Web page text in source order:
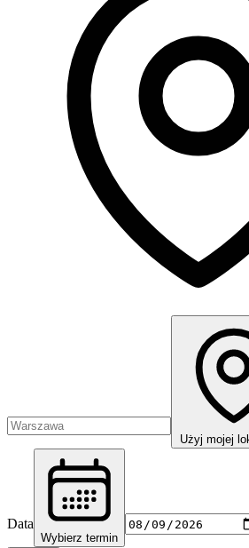
Użyj mojej
Data
Wybierz termin